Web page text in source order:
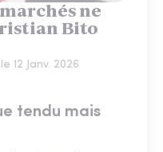
ne
Bito
12 Janv. 2026
tendu mais